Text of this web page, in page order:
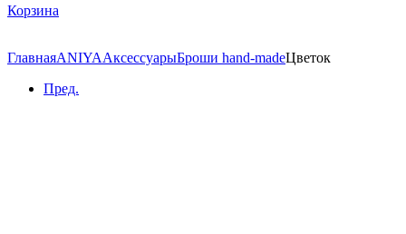
Корзина
ГлавнаяANIYAАксессуарыБроши hand-madeЦветок
Пред.